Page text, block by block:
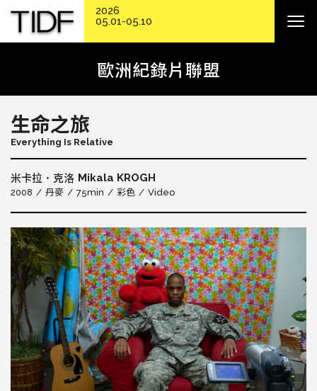
歐洲紀錄片聯盟
生命之旅
Everything Is Relative
米卡拉．克洛 Mikala KROGH
2008 丹麥 75min 彩色 Video
2026
05.01-05.10